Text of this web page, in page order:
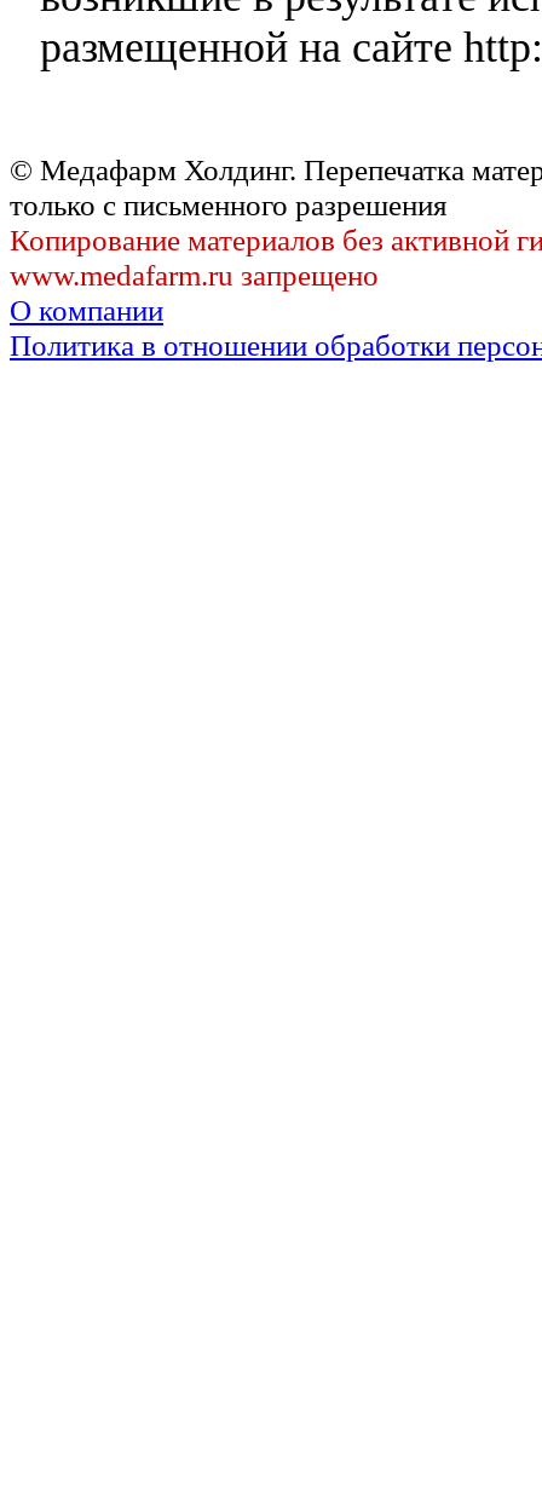
размещенной на сайте
© Медафарм Холдинг. Перепечатка
только с письменного разрешения
Копирование материалов без активной
www.medafarm.ru запрещено
О компании
Политика в отношении обработки